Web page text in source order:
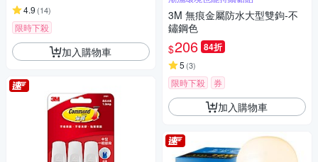
4.9 (14)
限時下殺
加入購物車
3M 無痕金屬防水大型雙鉤-不
鏽鋼色
$206 84折
5 (3)
限時下殺 券
加入購物車